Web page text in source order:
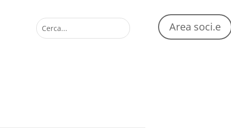
Area soci.e